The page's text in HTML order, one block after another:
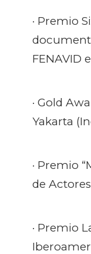
· Premio
FENAVID
· Gold
Yakarta
· Premio
de
· Premio